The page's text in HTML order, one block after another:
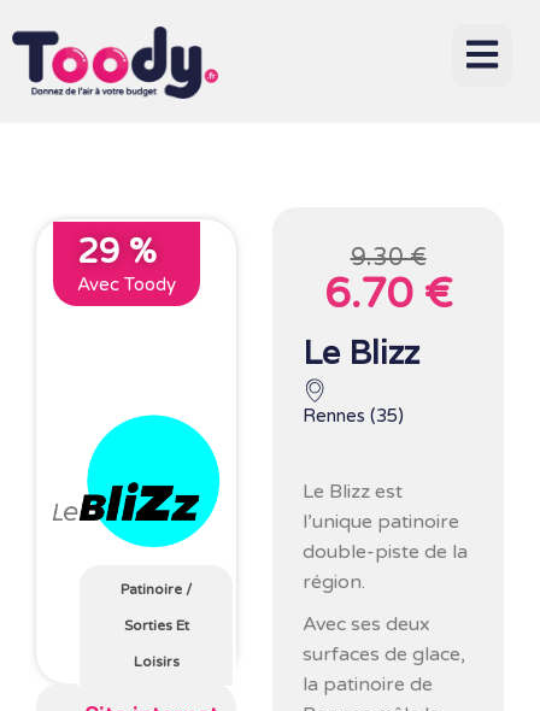
29 %
Avec Toody
Patinoire /
Sorties Et
Loisirs
9.30 €
6.70 €
Le Blizz
Rennes (35)
Le Blizz est
l’unique patinoire
double-piste de la
région.
Avec ses deux
surfaces de glace,
la patinoire de